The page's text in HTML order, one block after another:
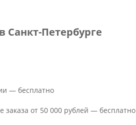
Санкт-Петербурге
— бесплатно
от 50 000 рублей — бесплатно